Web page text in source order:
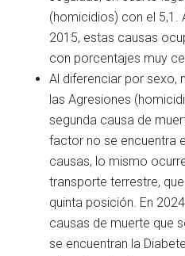
(homicidios) con el 5,1.
2015, estas causas
con porcentajes muy
Al diferenciar por sexo,
las Agresiones
segunda causa de
factor no se encuentra
causas, lo mismo
transporte terrestre,
quinta posición. En
causas de muerte que
se encuentran la